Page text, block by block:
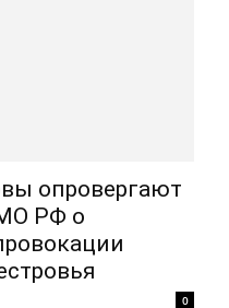
опровергают
РФ о
0